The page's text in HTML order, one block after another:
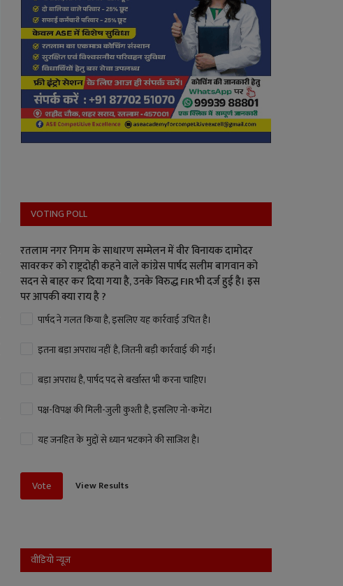
VOTING POLL
रतलाम नगर निगम के साधारण सम्मेलन में वीर विनायक दामोदर
सावरकर को राष्ट्रदोही कहने वाले कांग्रेस पार्षद सलीम बागवान को
सदन से बाहर कर दिया गया है, उनके विरुद्ध FIR भी दर्ज हुई है। इस
पर आपकी क्या राय है ?
पार्षद ने गलत किया है, इसलिए यह कार्रवाई उचित है।
इतना बड़ा अपराध नहीं है, जितनी बड़ी कार्रवाई की गई।
बड़ा अपराध है, पार्षद पद से बर्खास्त भी करना चाहिए।
पक्ष-विपक्ष की मिली-जुली कुश्ती है, इसलिए नो-कमेंट।
यह जनहित के मुद्दों से ध्यान भटकाने की साजिश है।
Vote View Results
वीडियो न्यूज